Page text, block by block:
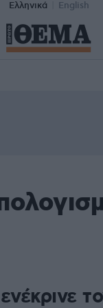
Ελληνικά English